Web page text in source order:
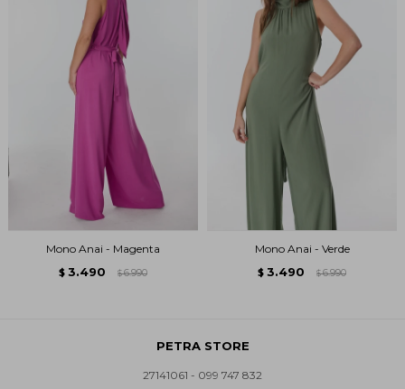
Mono Anai - Magenta
$ 3.490 $ 6.990
Mono Anai - Verde
$ 3.490 $ 6.990
PETRA STORE
27141061 - 099 747 832